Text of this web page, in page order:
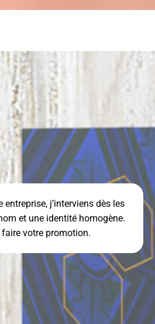
j’interviens dès les
et une identité homogène.
votre promotion.